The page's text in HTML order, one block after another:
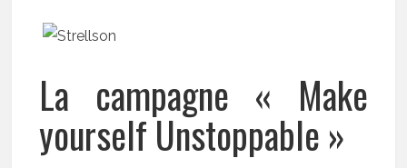
La campagne « Make
yourself Unstoppable »